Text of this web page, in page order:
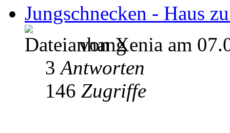
Jungschnecken - Haus
von Xenia am
3Antworten
146 Zugriffe